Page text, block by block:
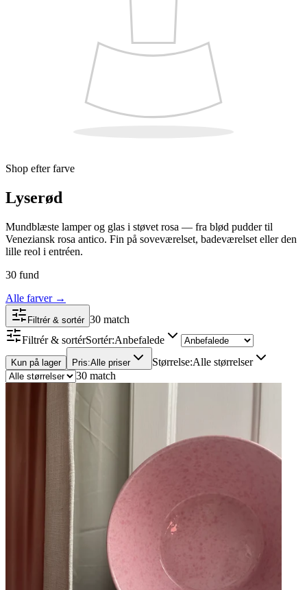
Shop efter farve
Lyserød
Mundblæste lamper og glas i støvet rosa — fra blød pudder til
Veneziansk rosa antico. Fin på soveværelset, badeværelset eller den
lille reol i entréen.
30 fund
Alle farver→
Filtrér & sortér 30 match
Filtrér & sortérSortér:Anbefalede
Kun på lager Pris:Alle priser Størrelse:Alle størrelser
30 match